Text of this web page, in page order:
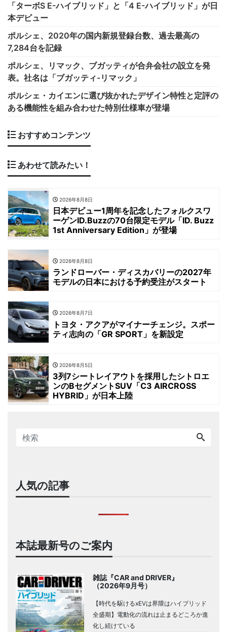
「ターボS E-ハイブリッド」と「4 E-ハイブリッド」が日
本デビュー
ポルシェ、2020年の国内新規登録台数、過去最高の
7,284台を記録
ポルシェ、リマック、ブガッティが合弁会社の設立を発
表。社名は「ブガッティ-リマック」
ポルシェ・カイエンに選び抜かれたデザイン特性と定評の
ある機能性を組み合わせた特別仕様車が登場
おすすめコンテンツ
あわせて読みたい！
2026年8月8日
日本デビュー1周年を記念したフォルクスワ
ーゲンID.Buzzの70台限定モデル「ID. Buzz
1st Anniversary Edition」が登場
2026年8月8日
ランドローバー・ディスカバリーの2027年
モデルの日本における予約受注がスタート
2026年8月7日
トヨタ・アクアがマイナーチェンジ。スポー
ティ志向の「GR SPORT」を新設定
2026年8月5日
3列7シートレイアウトを採用したシトロエ
ンのBセグメントSUV「C3 AIRCROSS
HYBRID」が日本上陸
人気の記事
本誌最新号のご案内
雑誌『CAR and DRIVER』
（2026年9月号）
【時代を駆けるxEVは界隈はハイブリッド
全盛期】電動化の流れは止まるどころか進
化し続けている